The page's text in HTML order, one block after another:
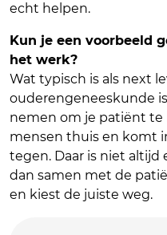
echt helpen.
Kun je een voorbeeld
het werk?
Wat typisch is als next
ouderengeneeskunde
nemen om je patiënt te
mensen thuis en komt
tegen. Daar is niet altijd
dan samen met de
en kiest de juiste weg.